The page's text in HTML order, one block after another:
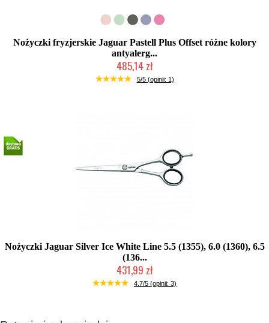
Nożyczki fryzjerskie Jaguar Pastell Plus Offset różne kolory
antyalerg...
485,14 zł
Mała ilość (wysyłka w 24h)
5/5 (opinii: 1)
Nożyczki Jaguar Silver Ice White Line 5.5 (1355), 6.0 (1360), 6.5
(136...
431,99 zł
Mała ilość (wysyłka w 24h)
4.7/5 (opinii: 3)